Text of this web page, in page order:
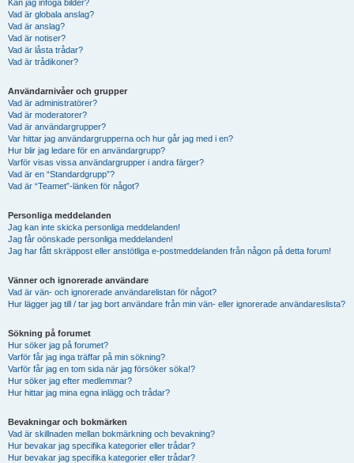
Kan jag infoga bilder?
Vad är globala anslag?
Vad är anslag?
Vad är notiser?
Vad är låsta trådar?
Vad är trådikoner?
Användarnivåer och grupper
Vad är administratörer?
Vad är moderatorer?
Vad är användargrupper?
Var hittar jag användargrupperna och hur går jag med i en?
Hur blir jag ledare för en användargrupp?
Varför visas vissa användargrupper i andra färger?
Vad är en “Standardgrupp”?
Vad är “Teamet”-länken för något?
Personliga meddelanden
Jag kan inte skicka personliga meddelanden!
Jag får oönskade personliga meddelanden!
Jag har fått skräppost eller anstötliga e-postmeddelanden från någon på detta forum!
Vänner och ignorerade användare
Vad är vän- och ignorerade användarelistan för något?
Hur lägger jag till / tar jag bort användare från min vän- eller ignorerade användareslista?
Sökning på forumet
Hur söker jag på forumet?
Varför får jag inga träffar på min sökning?
Varför får jag en tom sida när jag försöker söka!?
Hur söker jag efter medlemmar?
Hur hittar jag mina egna inlägg och trådar?
Bevakningar och bokmärken
Vad är skillnaden mellan bokmärkning och bevakning?
Hur bevakar jag specifika kategorier eller trådar?
Hur bevakar jag specifika kategorier eller trådar?